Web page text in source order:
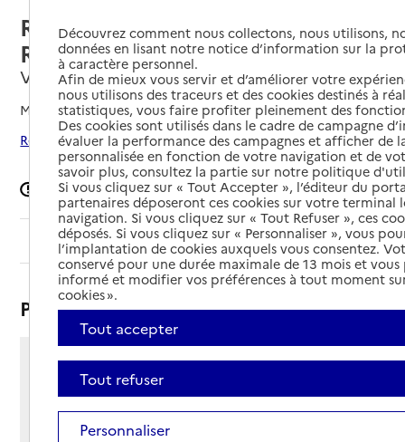
Résidence autonomie Henri
Raynaud
Vénissieux, METROPOLE DE LYON
Mis à jour le09/04/2026
Rechercher les établissements autour de Vénissieux
Signaler une erreur
Sommaire
Présentation
69200 - Vénissieux
Voir itinéraire
Téléphone :
Découvrez comment nous collectons, nous utilisons,
données en lisant notre notice d’information sur la
à caractère personnel.
Afin de mieux vous servir et d’améliorer votre
nous utilisons des traceurs et des cookies destinés à
statistiques, vous faire profiter pleinement des
Des cookies sont utilisés dans le cadre de campagne
évaluer la performance des campagnes et afficher de
personnalisée en fonction de votre navigation et de
savoir plus, consultez la partie sur notre politique
Si vous cliquez sur « Tout Accepter », l’éditeur du
partenaires déposeront ces cookies sur votre terminal
navigation. Si vous cliquez sur « Tout Refuser », ces
déposés. Si vous cliquez sur « Personnaliser », vous
l’implantation de cookies auxquels vous consentez.
conservé pour une durée maximale de 13 mois et
informé et modifier vos préférences à tout moment
cookies ».
Tout accepter
Tout refuser
Personnaliser